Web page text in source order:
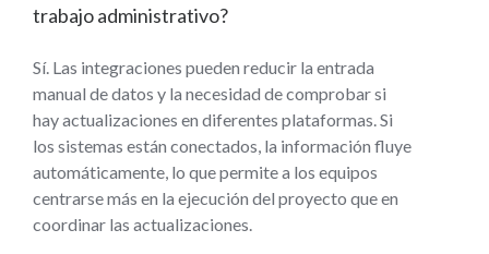
trabajo administrativo?
Sí. Las integraciones pueden reducir la entrada
manual de datos y la necesidad de comprobar si
hay actualizaciones en diferentes plataformas. Si
los sistemas están conectados, la información fluye
automáticamente, lo que permite a los equipos
centrarse más en la ejecución del proyecto que en
coordinar las actualizaciones.